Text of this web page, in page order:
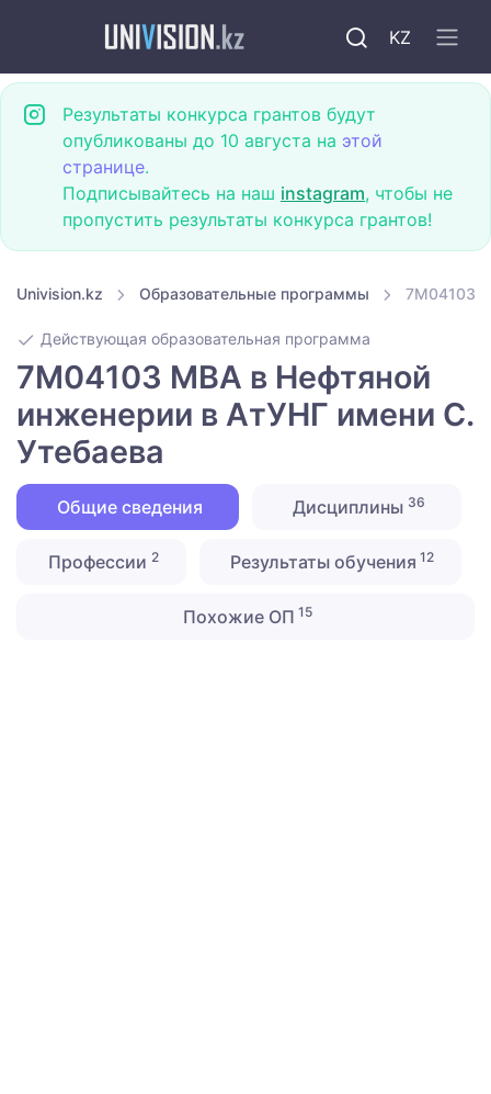
KZ
Результаты конкурса грантов будут
опубликованы до 10 августа на этой
странице.
Подписывайтесь на наш instagram, чтобы не
пропустить результаты конкурса грантов!
Univision.kz Образовательные программы 7M04103
Действующая образовательная программа
7M04103 MBA в Нефтяной
инженерии в АтУНГ имени С.
Утебаева
Общие сведения Дисциплины 36
Профессии 2 Результаты обучения 12
Похожие ОП 15